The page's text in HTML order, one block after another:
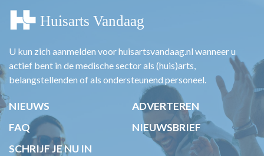
U kun zich aanmelden voor huisartsvandaag.nl wanneer u
actief bent in de medische sector als (huis)arts,
belangstellenden of als ondersteunend personeel.
NIEUWS
ADVERTEREN
FAQ
NIEUWSBRIEF
SCHRIJF JE NU IN